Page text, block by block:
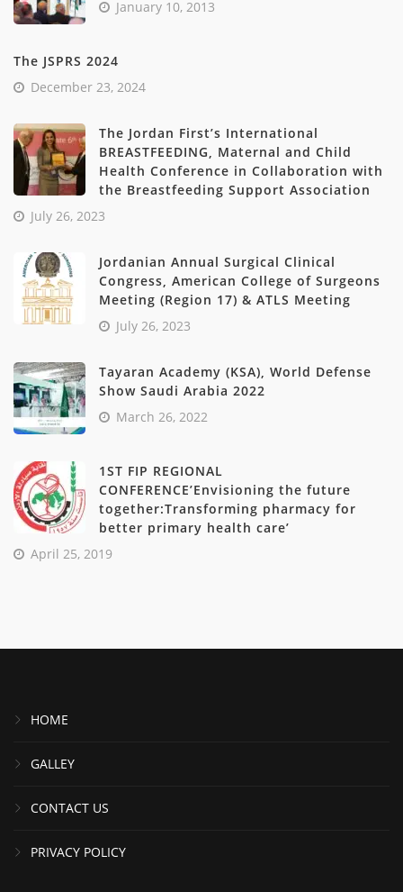
January 10, 2013
The JSPRS 2024
December 23, 2024
The Jordan First’s International
BREASTFEEDING, Maternal and Child
Health Conference in Collaboration with
the Breastfeeding Support Association
July 26, 2023
Jordanian Annual Surgical Clinical
Congress, American College of Surgeons
Meeting (Region 17) & ATLS Meeting
July 26, 2023
Tayaran Academy (KSA), World Defense
Show Saudi Arabia 2022
March 26, 2022
1ST FIP REGIONAL
CONFERENCE’Envisioning the future
together:Transforming pharmacy for
better primary health care’
April 25, 2019
HOME
GALLEY
CONTACT US
PRIVACY POLICY